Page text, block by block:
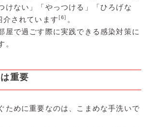
けない」「やっつける」「ひろげな
されています [6] 。
屋で過ごす際に実践できる感染対策に
重要
ために重要なのは、こまめな手洗いで